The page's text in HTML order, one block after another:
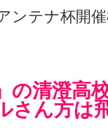
ンテナ杯
の清澄高
さん方は